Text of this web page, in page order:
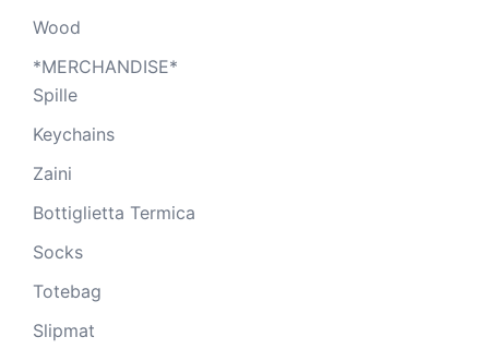
Wood
*MERCHANDISE*
Spille
Keychains
Zaini
Bottiglietta Termica
Socks
Totebag
Slipmat